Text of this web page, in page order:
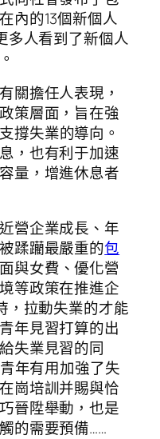
內的13個新個人
多人看到了新個人
擔任人表現，
策層面，旨在強
撐失業的導向。
，也有利于加速
量，增進休息者
企業成長、年
蹂躪最嚴重的包
與女費、優化營
等政策在推進企
，拉動失業的才能
年見習打算的出
失業見習的同
年有用加強了失
崗培訓并賜與恰
晉陞舉動，也是
的需要預備……